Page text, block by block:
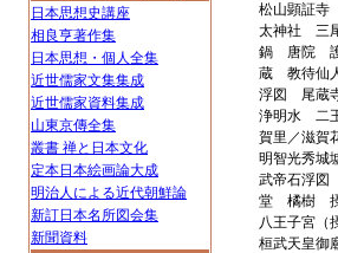
日本思想史講座
相良亨著作集
日本思想・個人全集
近世儒家文集集成
近世儒家資料集成
山東京傳全集
叢書 禅と日本文化
定本日本絵画論大成
明治人による近代朝鮮論
新訂日本名所図会集
新聞資料
松山顕証寺
太神社 三
鍋 唐院
蔵 教待仙
浮図 尾蔵
浄明水 二
賀里／滋賀
明智光秀城
武帝石浮
堂 橘樹
八王子宮
桓武天皇